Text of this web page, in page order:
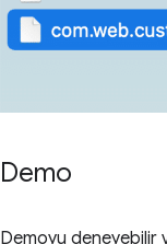
Demo
Demoyu deneyebilir